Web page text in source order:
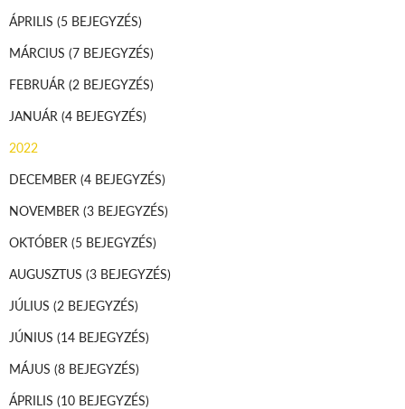
ÁPRILIS (5 BEJEGYZÉS)
MÁRCIUS (7 BEJEGYZÉS)
FEBRUÁR (2 BEJEGYZÉS)
JANUÁR (4 BEJEGYZÉS)
2022
DECEMBER (4 BEJEGYZÉS)
NOVEMBER (3 BEJEGYZÉS)
OKTÓBER (5 BEJEGYZÉS)
AUGUSZTUS (3 BEJEGYZÉS)
JÚLIUS (2 BEJEGYZÉS)
JÚNIUS (14 BEJEGYZÉS)
MÁJUS (8 BEJEGYZÉS)
ÁPRILIS (10 BEJEGYZÉS)